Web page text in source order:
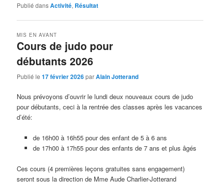
Publié dansActivité, Résultat
Cours de judo pour
débutants 2026
MIS EN AVANT
Publié le17 février 2026parAlain Jotterand
Nous prévoyons d’ouvrir le lundi deux nouveaux cours de judo
pour débutants, ceci à la rentrée des classes après les vacances
d’été:
de 16h00 à 16h55 pour des enfant de 5 à 6 ans
de 17h00 à 17h55 pour des enfants de 7 ans et plus âgés
Ces cours (4 premières leçons gratuites sans engagement)
seront sous la direction de Mme Aude Charlier-Jotterand